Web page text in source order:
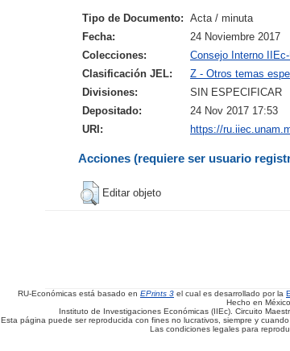
Tipo de Documento: Acta / minuta
Fecha:
24 Noviembre 2017
Colecciones:
Consejo Interno
Clasificación JEL:
Z - Otros temas
Divisiones:
SIN ESPECIFICAR
Depositado:
24 Nov 2017 17:53
URI:
https://
Acciones (requiere ser usuario
Editar objeto
RU-Económicas está basado en EPrints 3 el cual es desarrollado por la
Hecho en
Instituto de Investigaciones Económicas (IIEc). Circuito
Esta página puede ser reproducida con fines no lucrativos, siempre y
Las condiciones legales para